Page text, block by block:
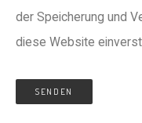
der Speicherung und
diese Website